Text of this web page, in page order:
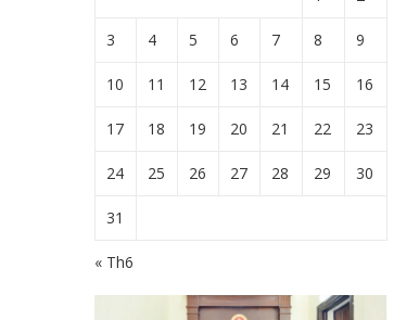
3 4 5 6 7 8 9
10 11 12 13 14 15 16
17 18 19 20 21 22 23
24 25 26 27 28 29 30
31
« Th6